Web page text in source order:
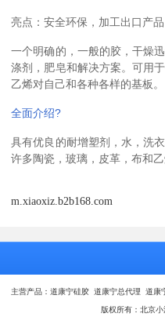
亮点：安全环保，加工出口产品
一个明确的，一般的胶，干燥
涤剂，肥皂和解决方案。可用
乙烯对自己和各种各样的基板。
全面介绍?
具有优良的耐增塑剂，水，洗
许多陶瓷，玻璃，皮革，布和
m.xiaoxiz.b2b168.com
主营产品：道康宁硅胶 道康宁总代理 道
版权所有：北京